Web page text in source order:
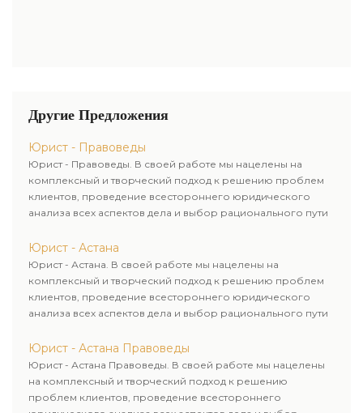
Другие Предложения
Юрист - Правоведы
Юрист - Правоведы. В своей работе мы нацелены на
комплексный и творческий подход к решению проблем
клиентов, проведение всестороннего юридического
анализа всех аспектов дела и выбор рационального пути
Юрист - Астана
Юрист - Астана. В своей работе мы нацелены на
комплексный и творческий подход к решению проблем
клиентов, проведение всестороннего юридического
анализа всех аспектов дела и выбор рационального пути
Юрист - Астана Правоведы
Юрист - Астана Правоведы. В своей работе мы нацелены
на комплексный и творческий подход к решению
проблем клиентов, проведение всестороннего